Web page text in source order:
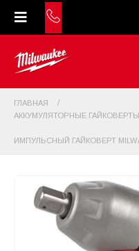
ГЛАВНАЯ
АККУМУЛЯТОРНЫЕ ГАЙКОВЕРТЫ
ИМПУЛЬСНЫЙ ГАЙКОВЕРТ